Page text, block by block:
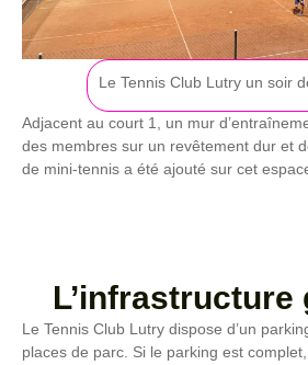
Le Tennis Club Lutry un soir
Adjacent au court 1, un mur
des membres sur un revêtement dur et
de mini-tennis a été ajouté sur cet
L’infrastructure
Le Tennis Club Lutry dispose d’un
places de parc. Si le parking est